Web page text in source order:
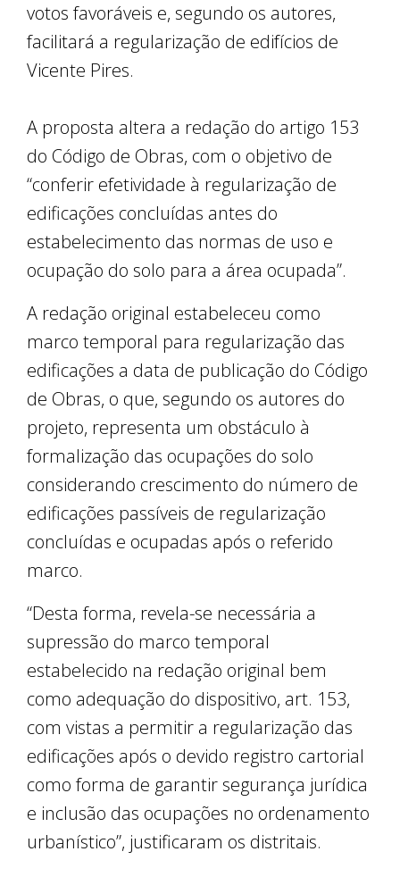
votos favoráveis e, segundo os autores,
facilitará a regularização de edifícios de
Vicente Pires.
A proposta altera a redação do artigo 153
do Código de Obras, com o objetivo de
“conferir efetividade à regularização de
edificações concluídas antes do
estabelecimento das normas de uso e
ocupação do solo para a área ocupada”.
A redação original estabeleceu como
marco temporal para regularização das
edificações a data de publicação do Código
de Obras, o que, segundo os autores do
projeto, representa um obstáculo à
formalização das ocupações do solo
considerando crescimento do número de
edificações passíveis de regularização
concluídas e ocupadas após o referido
marco.
“Desta forma, revela-se necessária a
supressão do marco temporal
estabelecido na redação original bem
como adequação do dispositivo, art. 153,
com vistas a permitir a regularização das
edificações após o devido registro cartorial
como forma de garantir segurança jurídica
e inclusão das ocupações no ordenamento
urbanístico”, justificaram os distritais.